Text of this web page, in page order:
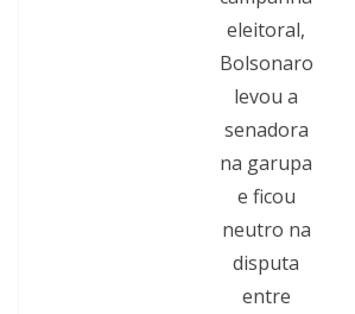
eleitoral,
Bolsonaro
levou a
senadora
na garupa
e ficou
neutro na
disputa
entre